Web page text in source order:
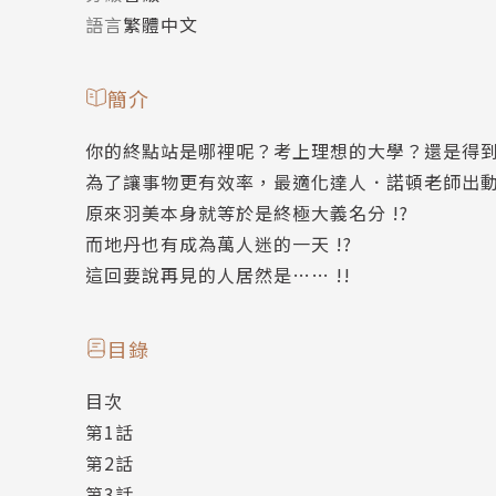
語言繁體中文
簡介
你的終點站是哪裡呢？考上理想的大學？還是得
為了讓事物更有效率，最適化達人．諾頓老師出
原來羽美本身就等於是終極大義名分 !?
而地丹也有成為萬人迷的一天 !?
這回要說再見的人居然是…… !!
目錄
目次
第1話
第2話